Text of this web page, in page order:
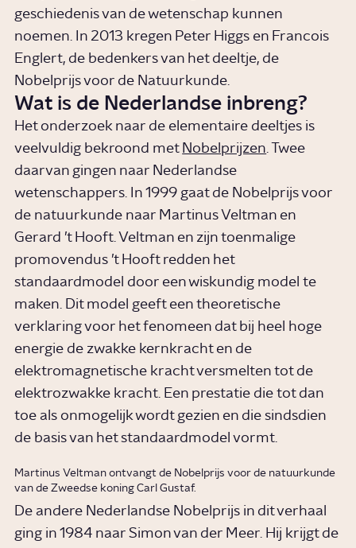
geschiedenis van de wetenschap kunnen
noemen. In 2013 kregen Peter Higgs en Francois
Englert, de bedenkers van het deeltje, de
Nobelprijs voor de Natuurkunde.
Wat is de Nederlandse inbreng?
Het onderzoek naar de elementaire deeltjes is
veelvuldig bekroond met Nobelprijzen . Twee
daarvan gingen naar Nederlandse
wetenschappers. In 1999 gaat de Nobelprijs voor
de natuurkunde naar Martinus Veltman en
Gerard ’t Hooft. Veltman en zijn toenmalige
promovendus ’t Hooft redden het
standaardmodel door een wiskundig model te
maken. Dit model geeft een theoretische
verklaring voor het fenomeen dat bij heel hoge
energie de zwakke kernkracht en de
elektromagnetische kracht versmelten tot de
elektrozwakke kracht. Een prestatie die tot dan
toe als onmogelijk wordt gezien en die sindsdien
de basis van het standaardmodel vormt.
Martinus Veltman ontvangt de Nobelprijs voor de natuurkunde
van de Zweedse koning Carl Gustaf.
De andere Nederlandse Nobelprijs in dit verhaal
ging in 1984 naar Simon van der Meer. Hij krijgt de